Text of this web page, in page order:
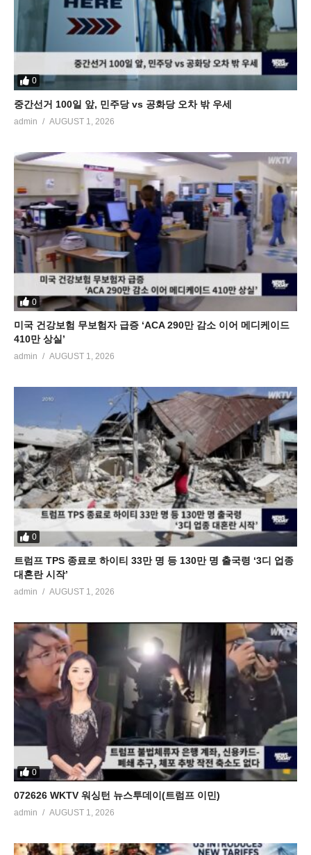
0
중간선거 100일 앞, 민주당 vs 공화당 오차 밖 우세
admin AUGUST 1, 2026
0
미국 건강보험 무보험자 급증 ‘ACA 290만 감소 이어 메디케이드
410만 상실’
admin AUGUST 1, 2026
0
트럼프 TPS 종료로 하이티 33만 명 등 130만 명 출국령 ‘3디 업종
대혼란 시작’
admin AUGUST 1, 2026
0
072626 WKTV 워싱턴 뉴스투데이(트럼프 이민)
admin AUGUST 1, 2026